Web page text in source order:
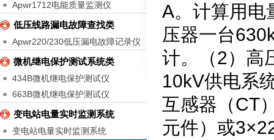
Apwr1712电能质量监测仪
低压线路漏电故障查找类
Apwr220/230低压漏电故障记录仪
微机继电保护测试系统类
434B微机继电保护测试仪
663B微机继电保护测试仪
变电站电量实时监测系统
变电站电量实时监测系统
A。计算用电
压器一台
计。（2）高
10kV供电系
互感器（CT
元件）或3×